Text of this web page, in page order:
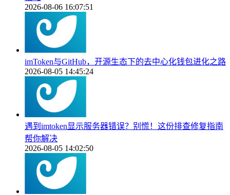
2026-08-06 16:07:51
imToken与GitHub，开源生态下的去中心化钱包进化之路
2026-08-05 14:45:24
遇到imtoken显示服务器错误？别慌！这份排查修复指南
帮你解决
2026-08-05 14:02:50